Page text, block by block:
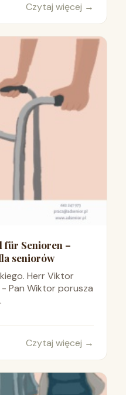
Czytaj więcej →
für Senioren –
seniorów
Herr Viktor
Pan Wiktor porusza
Czytaj więcej →